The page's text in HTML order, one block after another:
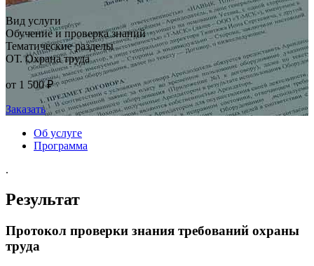
Вид услуги
Обучение и проверка знаний
Тематические разделы
ОТ. Охрана труда
от 1 500 ₽
Заказать
Об услуге
Программа
.
Результат
Протокол проверки знания требований охраны
труда